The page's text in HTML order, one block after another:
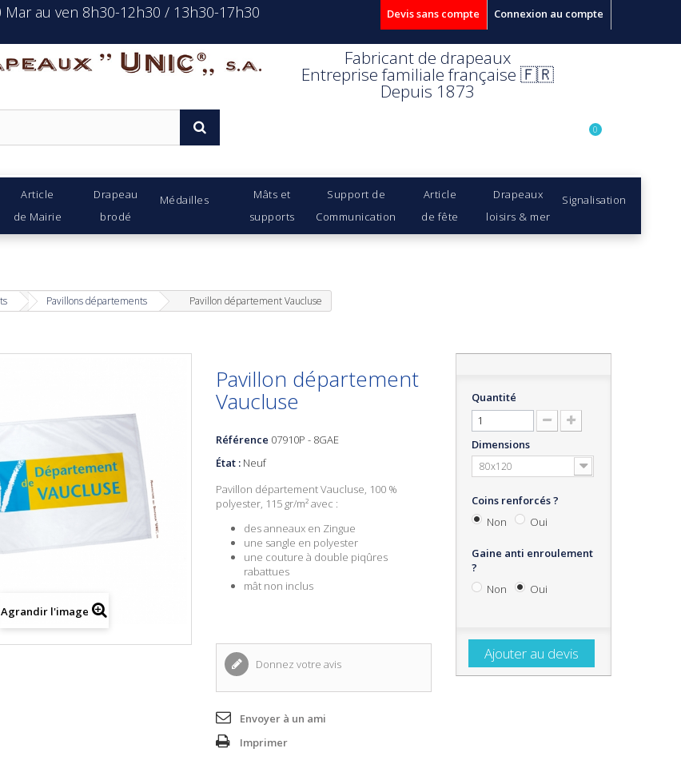
Connexion au compte
au ven 8h30-12h30 / 13h30-17h30 Devis sans compte
Unic s.a. Fabricant de drapeaux
Entreprise familiale française 🇫🇷
Depuis 1873
Article
de Mairie
Drapeau
brodé
Médailles
Mâts et
supports
Support de
Communication
Article
de fête
Drapeaux
loisirs & mer
Signalisation
0
Pavillons départements Pavillon département Vaucluse
Agrandir l'image
Pavillon département
Vaucluse
Référence 07910P - 8GAE
État : Neuf
Pavillon département Vaucluse , 100 %
polyester, 115 gr/m² avec :
des anneaux en Zingue
une sangle en polyester
une couture à double piqûres
rabattues
mât non inclus
Donnez votre avis
Envoyer à un ami
Imprimer
Quantité
Dimensions
80x120
Coins renforcés ?
Non
Oui
Gaine anti enroulement
?
Non
Oui
Ajouter au devis